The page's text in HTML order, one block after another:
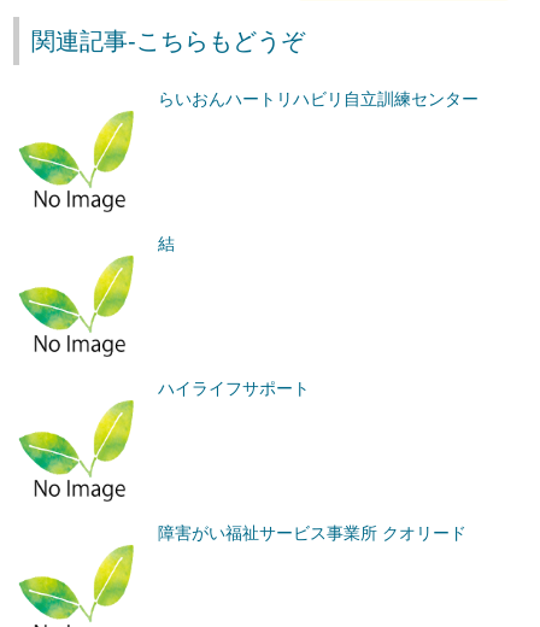
関連記事-こちらもどうぞ
らいおんハートリハビリ自立訓練センター
結
ハイライフサポート
障害がい福祉サービス事業所 クオリード